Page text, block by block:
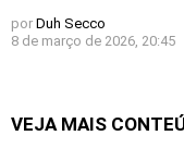
por Duh Secco
8 de março de 2026, 20:45
VEJA MAIS